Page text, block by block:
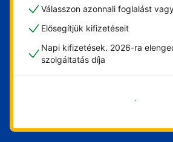
Válasszon azonnali foglalást
Elősegítjük kifizetéseit
Napi kifizetések. 2026-ra
szolgáltatás díja
Vágjon bele most